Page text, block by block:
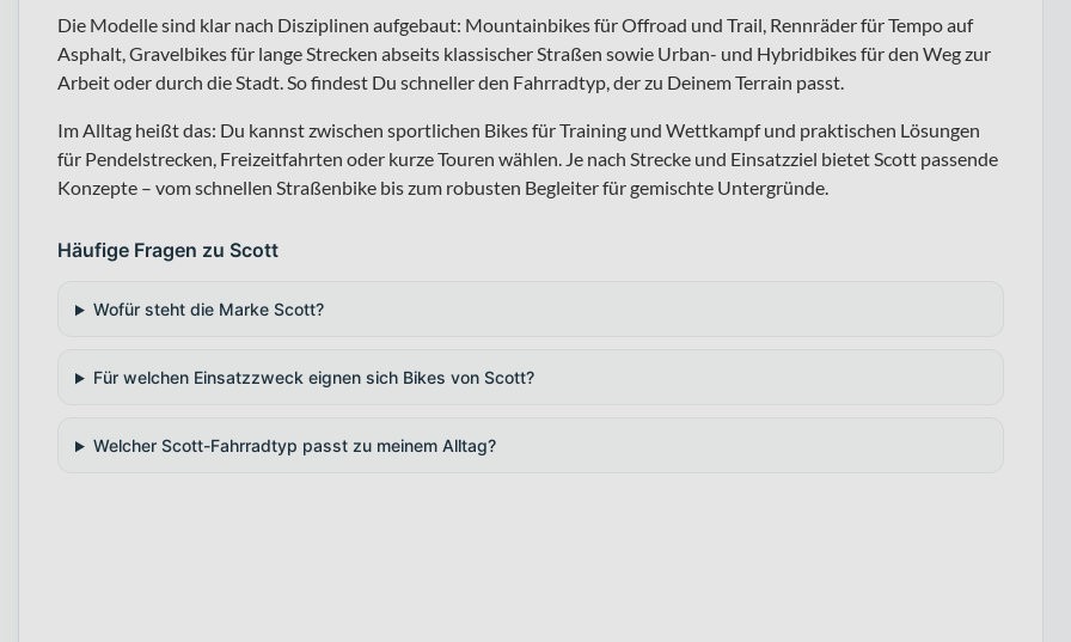
Die Modelle sind klar nach Disziplinen aufgebaut: Mountainbikes für Offroad und Trail, Rennräder für Tempo auf
Asphalt, Gravelbikes für lange Strecken abseits klassischer Straßen sowie Urban- und Hybridbikes für den Weg zur
Arbeit oder durch die Stadt. So findest Du schneller den Fahrradtyp, der zu Deinem Terrain passt.
Im Alltag heißt das: Du kannst zwischen sportlichen Bikes für Training und Wettkampf und praktischen Lösungen
für Pendelstrecken, Freizeitfahrten oder kurze Touren wählen. Je nach Strecke und Einsatzziel bietet Scott passende
Konzepte – vom schnellen Straßenbike bis zum robusten Begleiter für gemischte Untergründe.
Häufige Fragen zu Scott
Wofür steht die Marke Scott?
Für welchen Einsatzzweck eignen sich Bikes von Scott?
Welcher Scott-Fahrradtyp passt zu meinem Alltag?